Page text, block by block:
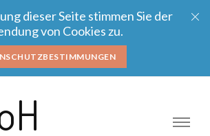
dieser Seite stimmen Sie der
von Cookies zu.